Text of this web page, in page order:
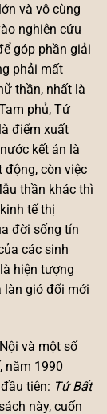
và vô cùng
nghiên cứu
góp phần giải
phải mất
thần, nhất là
phủ, Tứ
điểm xuất
kết án là
động, còn việc
thần khác thì
tế thị
đời sống tín
các sinh
hiện tượng
làn gió đổi mới
và một số
năm 1990
tiên: Tứ Bất
này, cuốn